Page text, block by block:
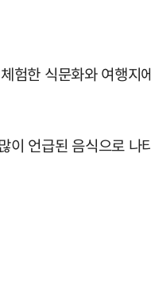
한 식문화와 여행지
이 언급된 음식으로 나